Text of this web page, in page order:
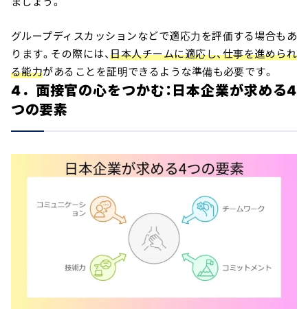
グループディスカッションなどで適応力を評価する場合もあ
ります。その際には、日本人チームに適応し、仕事を進められ
る能力があることを証明できるような準備も必要です。
4．面接官の心をつかむ：日本企業が求める4
つの要素